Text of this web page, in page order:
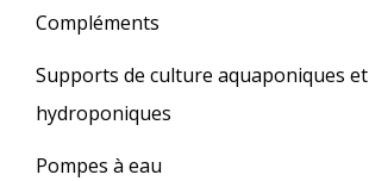
Compléments
Supports de culture aquaponiques et
hydroponiques
Pompes à eau